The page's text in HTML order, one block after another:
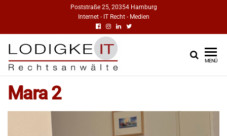
Poststraße 25, 20354 Hamburg
Internet - IT Recht - Medien
FÜR
LODIGKEIT
HAMBURG |
MENÜ
Mara 2